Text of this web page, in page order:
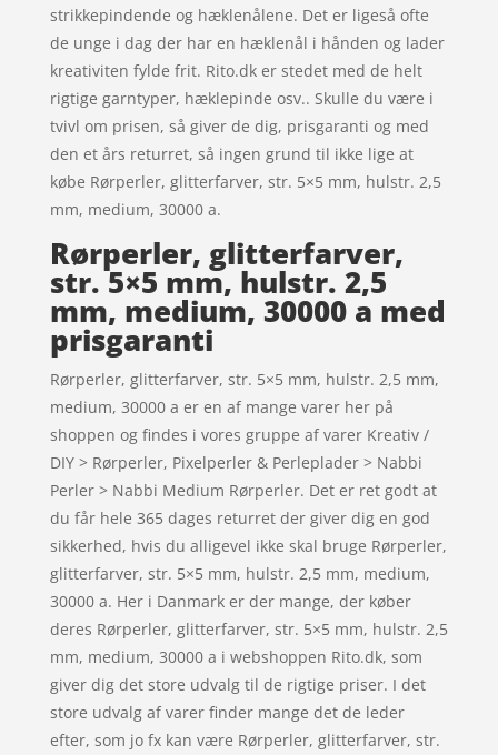
strikkepindende og hæklenålene. Det er ligeså ofte
de unge i dag der har en hæklenål i hånden og lader
kreativiten fylde frit. Rito.dk er stedet med de helt
rigtige garntyper, hæklepinde osv.. Skulle du være i
tvivl om prisen, så giver de dig, prisgaranti og med
den et års returret, så ingen grund til ikke lige at
købe Rørperler, glitterfarver, str. 5×5 mm, hulstr. 2,5
mm, medium, 30000 a.
Rørperler, glitterfarver,
str. 5×5 mm, hulstr. 2,5
mm, medium, 30000 a med
prisgaranti
Rørperler, glitterfarver, str. 5×5 mm, hulstr. 2,5 mm,
medium, 30000 a er en af mange varer her på
shoppen og findes i vores gruppe af varer Kreativ /
DIY > Rørperler, Pixelperler & Perleplader > Nabbi
Perler > Nabbi Medium Rørperler. Det er ret godt at
du får hele 365 dages returret der giver dig en god
sikkerhed, hvis du alligevel ikke skal bruge Rørperler,
glitterfarver, str. 5×5 mm, hulstr. 2,5 mm, medium,
30000 a. Her i Danmark er der mange, der køber
deres Rørperler, glitterfarver, str. 5×5 mm, hulstr. 2,5
mm, medium, 30000 a i webshoppen Rito.dk, som
giver dig det store udvalg til de rigtige priser. I det
store udvalg af varer finder mange det de leder
efter, som jo fx kan være Rørperler, glitterfarver, str.